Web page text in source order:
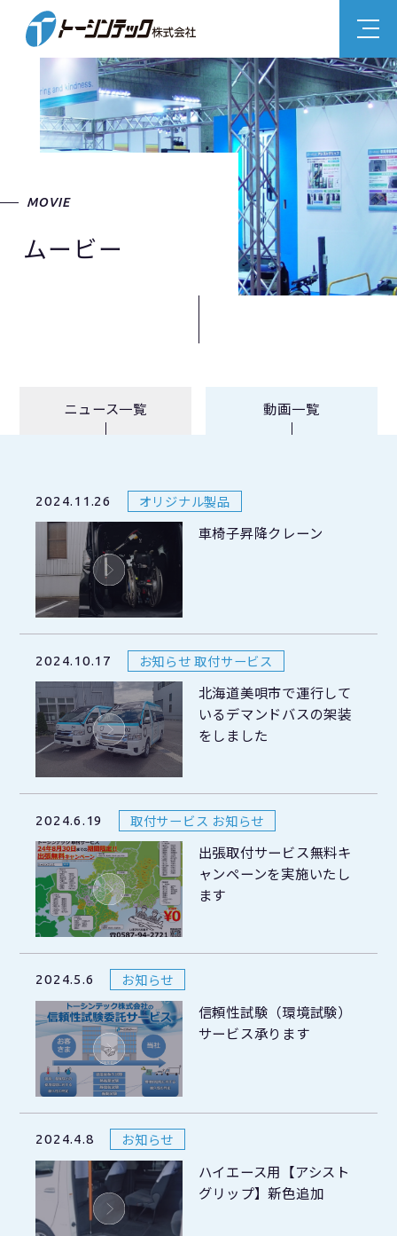
MOVIE
ムービー
ニュース一覧 動画一覧
2024.11.26 オリジナル製品
車椅子昇降クレーン
2024.10.17 お知らせ 取付サービス
北海道美唄市で運行して
いるデマンドバスの架装
をしました
2024.6.19 取付サービス お知らせ
出張取付サービス無料キ
ャンペーンを実施いたし
ます
2024.5.6 お知らせ
信頼性試験（環境試験）
サービス承ります
2024.4.8 お知らせ
ハイエース用【アシスト
グリップ】新色追加